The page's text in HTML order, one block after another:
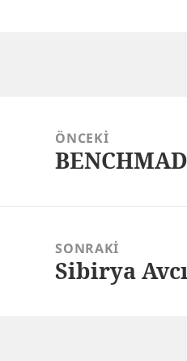
gezinmesiÖNCEKI
Önceki
SONRAKI
Sonraki
Sibirya Avcı